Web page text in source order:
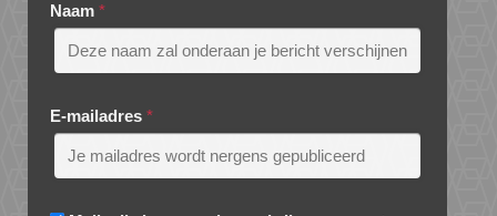
Naam *
E-mailadres *